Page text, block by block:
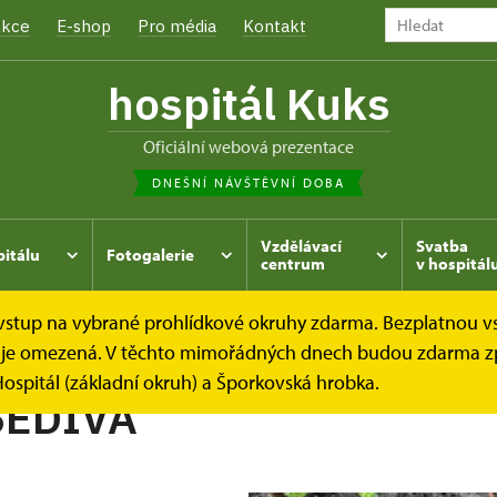
E-shop Pro média Kontakt
hospitál Kuks
oficiální webová prezentace
DNEŠNÍ NÁVŠTĚVNÍ DOBA
Fotogalerie
Vzdělávací
centrum
Svatba
v
na vybrané prohlídkové okruhy zdarma. Bezplatnou
omezená. V těchto mimořádných dnech budou zdarma
(základní okruh) a Šporkovská hrobka.
Kukský herbář - aneb co u nás roste... FIALA